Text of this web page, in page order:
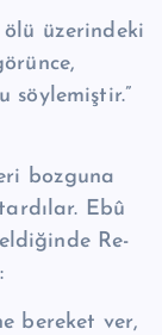
üze­rindeki
söylemiştir.”
bozguna
Ebû
Re­
bereket ver,